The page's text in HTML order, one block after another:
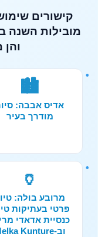
קישורים
מובילות השנה
והן
🏙️
אדיס אבבה:
מודרך בעיר
🏺
מרובע בולה:
פרטי בעתיקות
כנסיית אדאדי
וב-Melka Kunture